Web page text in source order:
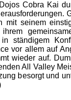
Cobra Kai
mit seinem
in ständigem
vor allem auf
wieder auf.
All Valley
besorgt und